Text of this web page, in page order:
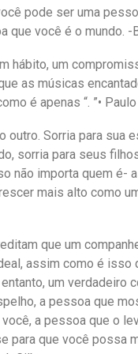
pode ser uma
que você é o mundo. -
hábito, um
as músicas
é apenas “. ”•
outro. Sorria para sua
sorria para seus
não importa quem é-
mais alto como
que um
assim como é isso
um verdadeiro
a pessoa que
a pessoa que o
para que você possa